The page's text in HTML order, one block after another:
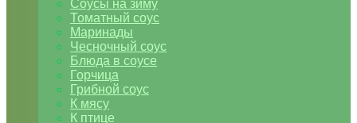
Соусы на зиму
Томатный соус
Маринады
Чесночный соус
Блюда в соусе
Горчица
Грибной соус
К мясу
К птице